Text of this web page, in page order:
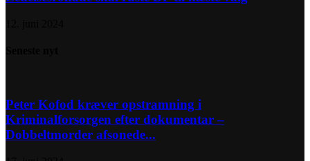
Peter Kofod kræver opstramning i
Kriminalforsorgen efter dokumentar –
Dobbeltmorder afsonede...